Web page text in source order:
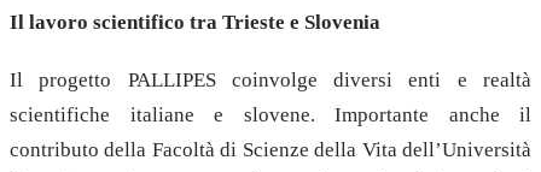
Il lavoro scientifico tra Trieste e Slovenia
Il progetto PALLIPES coinvolge diversi enti e realtà
scientifiche italiane e slovene. Importante anche il
contributo della Facoltà di Scienze della Vita dell’Università